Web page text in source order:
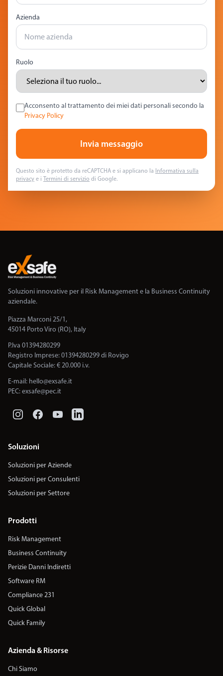
Azienda
Ruolo
Acconsento al trattamento dei miei dati personali secondo la
Privacy Policy
Invia messaggio
Questo sito è protetto da reCAPTCHA e si applicano la Informativa sulla
privacy e i Termini di servizio di Google.
Soluzioni innovative per il Risk Management e la Business Continuity
aziendale.
Piazza Marconi 25/1,
45014 Porto Viro (RO), Italy
P.Iva 01394280299
Registro Imprese: 01394280299 di Rovigo
Capitale Sociale: € 20.000 i.v.
E-mail: hello@exsafe.it
PEC:exsafe@pec.it
Soluzioni
Soluzioni per Aziende
Soluzioni per Consulenti
Soluzioni per Settore
Prodotti
Risk Management
Business Continuity
Perizie Danni Indiretti
Software RM
Compliance 231
Quick Global
Quick Family
Azienda & Risorse
Chi Siamo